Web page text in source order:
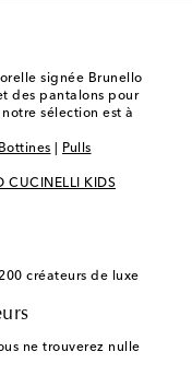
signée Brunello
des pantalons pour
sélection est à
Bottines Pulls
CUCINELLI KIDS
créateurs de luxe
ne trouverez nulle